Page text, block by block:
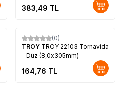
383,49 TL
(0)
TROY TROY 22103 Tornavida
- Düz (8,0x305mm)
164,76 TL